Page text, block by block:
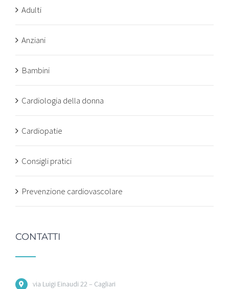
Adulti
Anziani
Bambini
Cardiologia della donna
Cardiopatie
Consigli pratici
Prevenzione cardiovascolare
CONTATTI
via Luigi Einaudi 22 – Cagliari